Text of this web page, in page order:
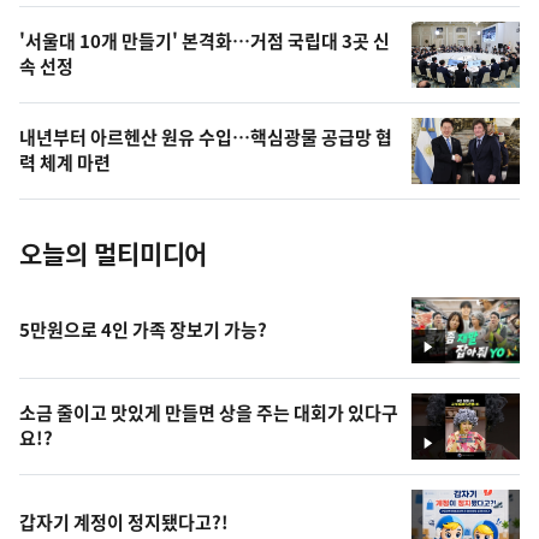
오
늘
의
사
진
'서울대 10개 만들기' 본격화…거점 국립대 3곳 신
속 선정
내년부터 아르헨산 원유 수입…핵심광물 공급망 협
력 체계 마련
오늘의 멀티미디어
영
상
5만원으로 4인 가족 장보기 가능?
영
상
소금 줄이고 맛있게 만들면 상을 주는 대회가 있다구
요!?
갑자기 계정이 정지됐다고?!